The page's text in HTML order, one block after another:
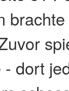
dort